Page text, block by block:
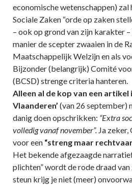
economische wetenschappen) zal
Sociale Zaken “orde op zaken
– ook op grond van zijn karakter
manier de scepter zwaaien in de
Maatschappelijk Welzijn en als
Bijzonder (belangrijk) Comité
(BCSD) strenge criteria hanteren.
Alleen al de kop van een artikel
Vlaanderen’ (van 26 september)
danig doen opschrikken: “Extra
volledig vanaf november”. Ja
voor een “streng maar
Het bekende afgezaagde
plichten” wordt de rode draad
steun krijg je niet (meer)